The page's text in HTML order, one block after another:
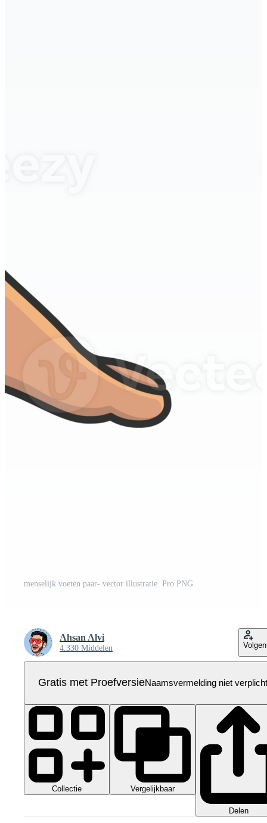
menselijk voeten paar- vector illustratie. Pro PNG
Ahsan Alvi
4.330 Middelen Volgen
Gratis met ProefversieNaamsvermelding niet verplicht
Collectie Vergelijkbaar
Delen